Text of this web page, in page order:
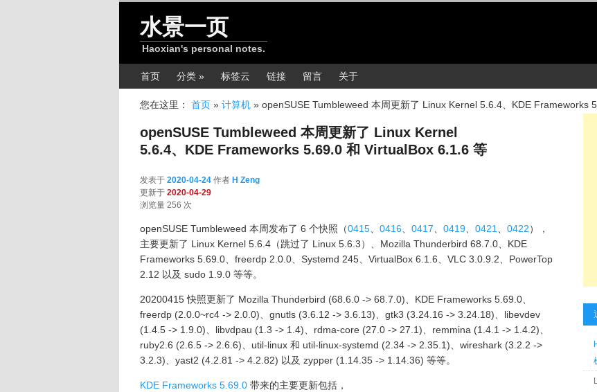
水景一页
Haoxian's personal notes.
主菜单首页 分类 » 标签云 链接 留言 关于
您在这里： 首页 » 计算机 » openSUSE Tumbleweed 本周更新了 Linux Kernel 5.6.4、KDE Frameworks
openSUSE Tumbleweed 本周更新了 Linux Kernel
5.6.4、KDE Frameworks 5.69.0 和 VirtualBox 6.1.6 等
发表于 2020-04-24 作者 H Zeng
更新于 2020-04-29
浏览量 256 次
openSUSE Tumbleweed 本周发布了 6 个快照（0415、 0416、 0417、 0419、 0421、 0422），
主要更新了 Linux Kernel 5.6.4（跳过了 Linux 5.6.3）、Mozilla Thunderbird 68.7.0、KDE
Frameworks 5.69.0、freerdp 2.0.0、Systemd 245、VirtualBox 6.1.6、VLC 3.0.9.2、PowerTop
2.12 以及 sudo 1.9.0 等等。
20200415 快照更新了 Mozilla Thunderbird (68.6.0 -> 68.7.0)、KDE Frameworks 5.69.0、
freerdp (2.0.0~rc4 -> 2.0.0)、gnutls (3.6.12 -> 3.6.13)、gtk3 (3.24.16 -> 3.24.18)、libevdev
(1.4.5 -> 1.9.0)、libvdpau (1.3 -> 1.4)、rdma-core (27.0 -> 27.1)、remmina (1.4.1 -> 1.4.2)、
ruby2.6 (2.6.5 -> 2.6.6)、util-linux 和 util-linux-systemd (2.34 -> 2.35.1)、wireshark (3.2.2 ->
3.2.3)、yast2 (4.2.81 -> 4.2.82) 以及 zypper (1.14.35 -> 1.14.36) 等等。
KDE Frameworks 5.69.0 带来的主要更新包括，